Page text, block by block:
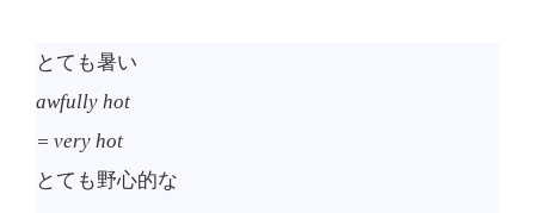
とても暑い
awfully hot
= very hot
とても野心的な